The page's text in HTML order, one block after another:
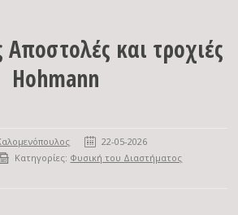
Αποστολές και τροχιές
Hohmann
22-05-2026
Κατηγορίες: Φυσική του Διαστήματος